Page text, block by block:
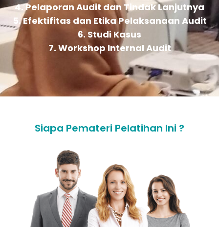
4. Pelaporan Audit dan Tindak Lanjutnya
5. Efektifitas dan Etika Pelaksanaan Audit
6. Studi Kasus
7. Workshop Internal Audit
Siapa Pemateri Pelatihan Ini ?